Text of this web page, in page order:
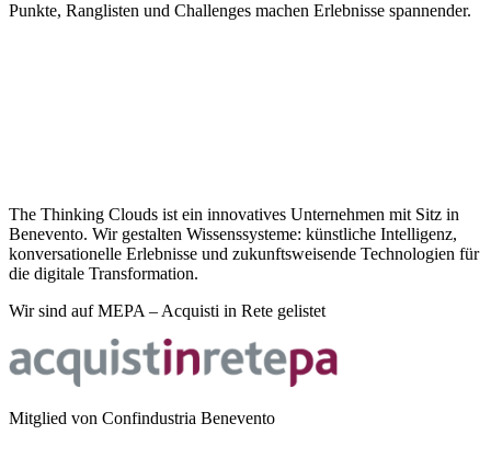
Punkte, Ranglisten und Challenges machen Erlebnisse spannender.
The Thinking Clouds ist ein innovatives Unternehmen mit Sitz in
Benevento. Wir gestalten Wissenssysteme: künstliche Intelligenz,
konversationelle Erlebnisse und zukunftsweisende Technologien für
die digitale Transformation.
Wir sind auf MEPA – Acquisti in Rete gelistet
Mitglied von Confindustria Benevento